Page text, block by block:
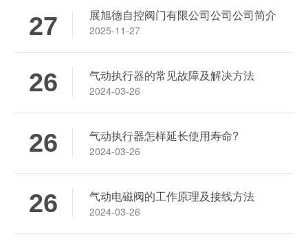
27 展旭德自控阀门有限公司公司公司简介
2025-11-27
26 气动执行器的常见故障及解决方法
2024-03-26
26 气动执行器怎样延长使用寿命?
2024-03-26
26 气动电磁阀的工作原理及接线方法
2024-03-26
气动执行器有哪些附件？
气源过滤器的更换周期是多久？